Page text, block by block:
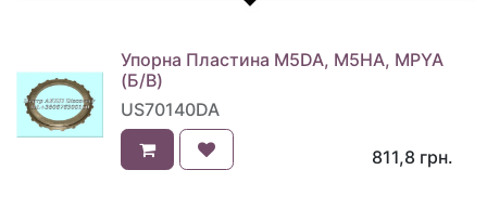
Упорна Пластина M5DA, M5HA, MPYA
(Б/В)
US70140DA
811,8 грн.